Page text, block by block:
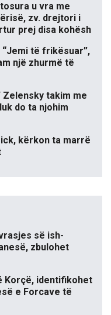
u vra me
zv. drejtori i
prej disa kohësh
të frikësuar”,
një zhurmë të
Zelensky takim me
do ta njohim
kërkon ta marrë
së ish-
zbulohet
Korçë, identifikohet
e Forcave të